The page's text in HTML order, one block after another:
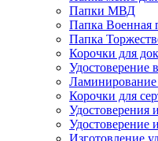
Папки МВД
Папка Военная
Папка
Корочки для
Удостоверение
Ламинирование
Корочки для
Удостоверения
Удостоверение
Изготовление